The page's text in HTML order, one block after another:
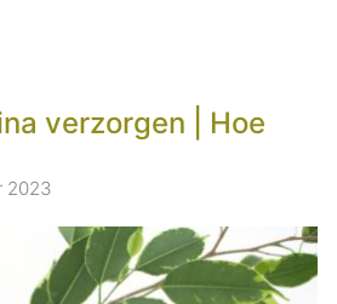
verzorgen | Hoe
2023